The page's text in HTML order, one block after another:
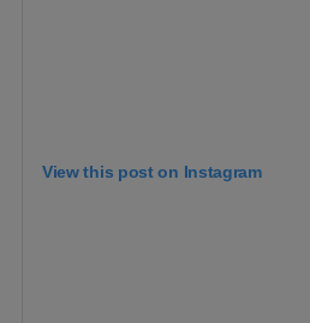
View this post on Instagram